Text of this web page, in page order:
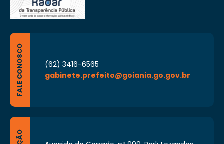
FALE CONOSCO
(62) 3416-6565
gabinete.prefeito@goiania.go.gov.br